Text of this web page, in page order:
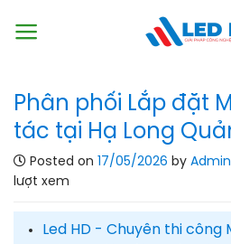
Phân phối Lắp đặt
tác tại Hạ Long
Posted on 17/05/2026 by Admin
lượt xem
Led HD - Chuyên thi công